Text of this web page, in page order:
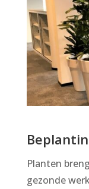
Planten
gezonde